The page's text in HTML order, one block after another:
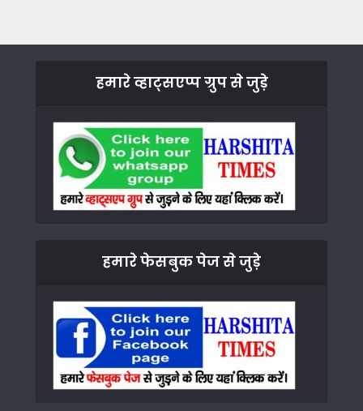
हमारे व्हाट्सएप्प ग्रुप से जुड़े
हमारे फेसबुक पेज से जुड़े